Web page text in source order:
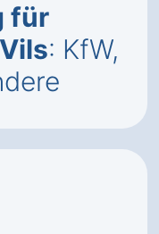
für
: KfW,